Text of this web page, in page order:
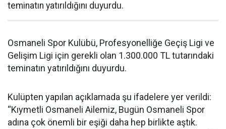
teminatın yatırıldığını duyurdu.
Osmaneli Spor Kulübü, Profesyonelliğe Geçiş Ligi ve
Gelişim Ligi için gerekli olan 1.300.000 TL tutarındaki
teminatın yatırıldığını duyurdu.
Kulüpten yapılan açıklamada şu ifadelere yer verildi:
“Kıymetli Osmaneli Ailemiz, Bugün Osmaneli Spor
adına çok önemli bir eşiği daha hep birlikte aştık.